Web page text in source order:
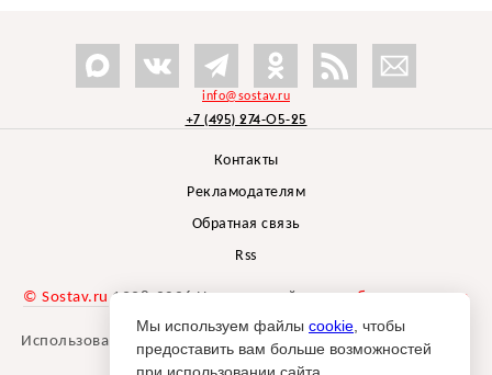
info@sostav.ru
+7 (495) 274-05-25
Контакты
Рекламодателям
Обратная связь
Rss
© Sostav.ru 1998-2026 Независимый проектбрендингового
агентства Depot
Использование материалов Sostav.ru допустимо только при
указании источника.
Мы используем файлы cookie , чтобы
предоставить вам больше возможностей